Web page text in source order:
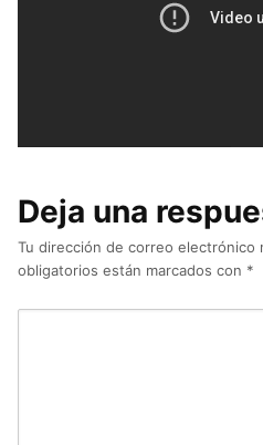
Deja una
Tu dirección de correo electrónico
obligatorios están marcados con *